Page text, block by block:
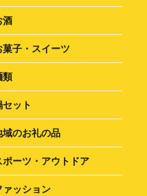
酒
菓子・スイーツ
類
セット
域のお礼の品
ポーツ・アウトドア
ァッション